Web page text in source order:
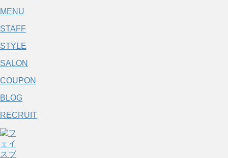
MENU
STAFF
STYLE
SALON
COUPON
BLOG
RECRUIT